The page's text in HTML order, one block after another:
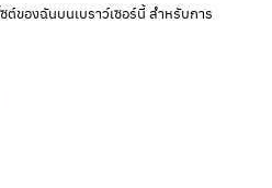
ต์ของฉันบนเบราว์เซอร์นี้ สำหรับการ